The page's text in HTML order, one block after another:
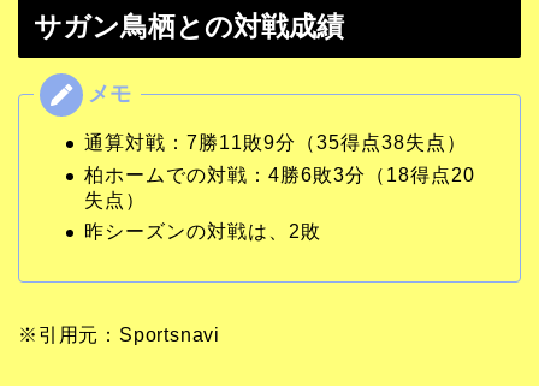
サガン鳥栖との対戦成績
通算対戦：7勝11敗9分（35得点38失点）
柏ホームでの対戦：4勝6敗3分（18得点20
失点）
昨シーズンの対戦は、2敗
※引用元：Sportsnavi